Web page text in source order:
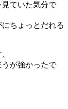
ていた気分で
ちょっとだれる
が強かったで